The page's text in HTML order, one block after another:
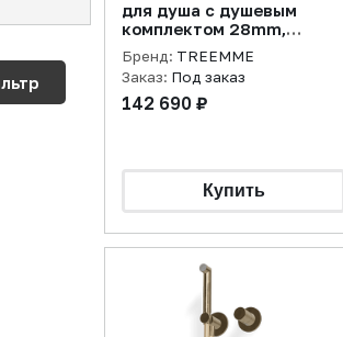
для душа с душевым
комплектом 28mm,
бронза PVD
Бренд: TREEMME
Заказ: Под заказ
142 690 ₽